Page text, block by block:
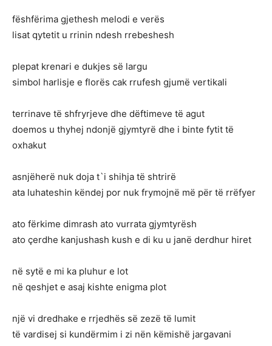
fëshfërima gjethesh melodi e verës
lisat qytetit u rrinin ndesh rrebeshesh
plepat krenari e dukjes së largu
simbol harlisje e florës cak rrufesh gjumë vertikali
terrinave të shfryrjeve dhe dëftimeve të agut
doemos u thyhej ndonjë gjymtyrë dhe i binte fytit të
oxhakut
asnjëherë nuk doja t`i shihja të shtrirë
ata luhateshin këndej por nuk frymojnë më për të rrëfyer
ato fërkime dimrash ato vurrata gjymtyrësh
ato çerdhe kanjushash kush e di ku u janë derdhur hiret
në sytë e mi ka pluhur e lot
në qeshjet e asaj kishte enigma plot
një vi dredhake e rrjedhës së zezë të lumit
të vardisej si kundërmim i zi nën këmishë jargavani